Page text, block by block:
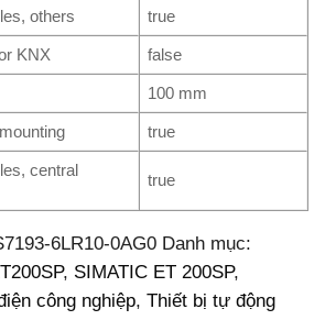
others true
KNX false
100 mm
true
central
true
6LR10-0AG0 Danh mục:
, SIMATIC ET 200SP,
công nghiệp, Thiết bị tự động